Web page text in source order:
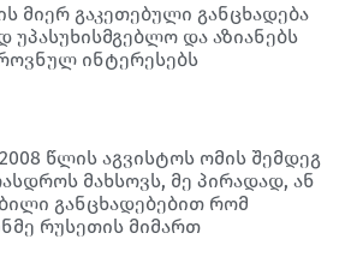
მიერ გაკეთებული განცხადება
უპასუხისმგებლო და აზიანებს
ინტერესებს
წლის აგვისტოს ომის შემდეგ
მახსოვს, მე პირადად, ან
განცხადებებით რომ
რუსეთის მიმართ